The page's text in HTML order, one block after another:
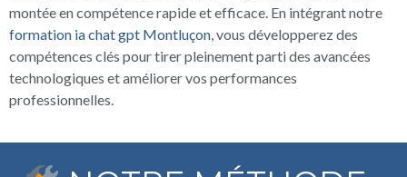
montée en compétence rapide et efficace. En intégrant notre
formation ia chat gpt Montluçon, vous développerez des
compétences clés pour tirer pleinement parti des avancées
technologiques et améliorer vos performances
professionnelles.